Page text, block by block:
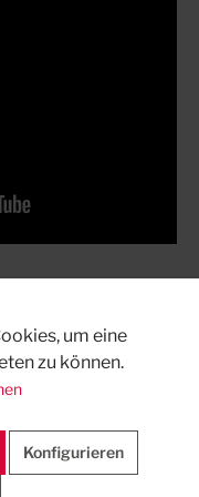
um eine
zu können.
Konfigurieren